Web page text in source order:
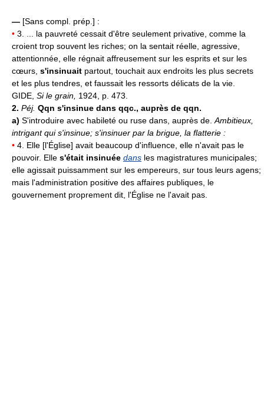
— [Sans compl. prép.] :
• 3. ... la pauvreté cessait d'être seulement privative, comme la
croient trop souvent les riches; on la sentait réelle, agressive,
attentionnée, elle régnait affreusement sur les esprits et sur les
cœurs, s'insinuait partout, touchait aux endroits les plus secrets
et les plus tendres, et faussait les ressorts délicats de la vie.
GIDE, Si le grain, 1924, p. 473.
2. Péj. Qqn s'insinue dans qqc., auprès de qqn.
a) S'introduire avec habileté ou ruse dans, auprès de. Ambitieux,
intrigant qui s'insinue; s'insinuer par la brigue, la flatterie :
• 4. Elle [l'Église] avait beaucoup d'influence, elle n'avait pas le
pouvoir. Elle s'était insinuée dans les magistratures municipales;
elle agissait puissamment sur les empereurs, sur tous leurs agens;
mais l'administration positive des affaires publiques, le
gouvernement proprement dit, l'Église ne l'avait pas.